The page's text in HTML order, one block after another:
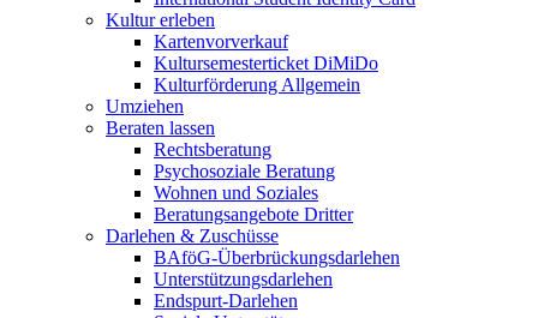
Kultur erleben
Kartenvorverkauf
Kultursemesterticket DiMiDo
Kulturförderung Allgemein
Umziehen
Beraten lassen
Rechtsberatung
Psychosoziale Beratung
Wohnen und Soziales
Beratungsangebote Dritter
Darlehen & Zuschüsse
BAföG-Überbrückungsdarlehen
Unterstützungsdarlehen
Endspurt-Darlehen